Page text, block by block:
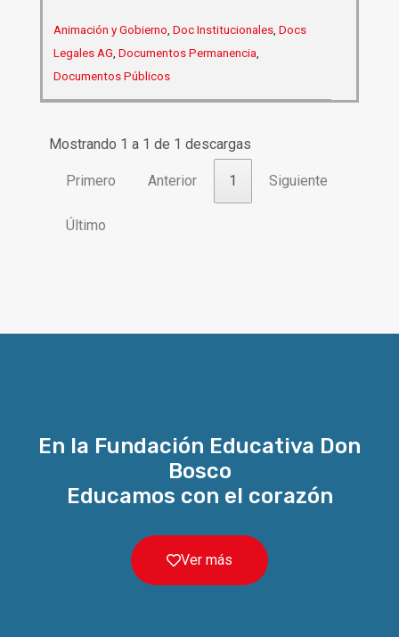
Animación y Gobierno Doc Institucionales Docs
Legales AG Documentos Permanencia
Documentos Públicos
Mostrando 1 a 1 de 1 descargas
Primero Anterior 1 Siguiente
Último
En la Fundación Educativa Don
Bosco
Educamos con el corazón
Ver más